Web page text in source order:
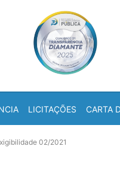
LICITAÇÕES CARTA
02/2021